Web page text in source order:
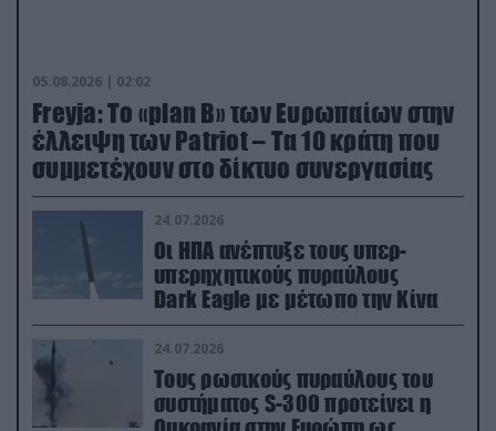
05.08.2026 | 02:02
Freyja: Το «plan Β» των Ευρωπαίων στην
έλλειψη των Patriot – Τα 10 κράτη που
συμμετέχουν στο δίκτυο συνεργασίας
24.07.2026
Οι ΗΠΑ ανέπτυξε τους υπερ-
υπερηχητικούς πυραύλους
Dark Eagle με μέτωπο την Κίνα
24.07.2026
Τους ρωσικούς πυραύλους του
συστήματος S-300 προτείνει η